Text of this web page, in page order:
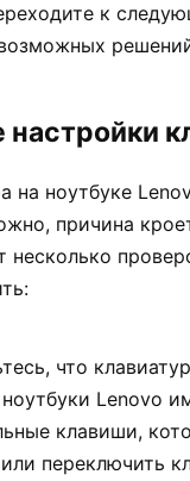
к
настройки
на ноутбуке
причина
несколько
что
Lenovo
клавиши,
переключить